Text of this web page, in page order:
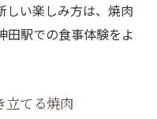
しい楽しみ方は、焼肉
田駅での食事体験をよ
立てる焼肉